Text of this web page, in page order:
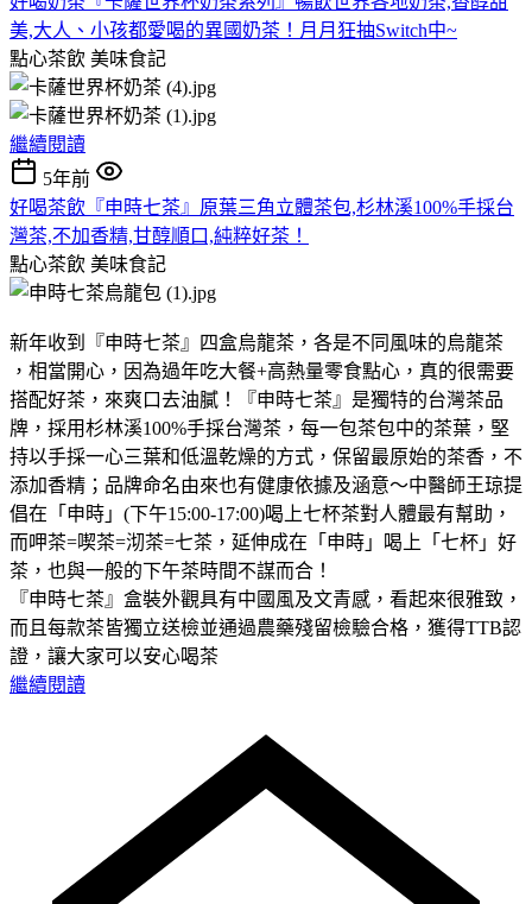
美,大人、小孩都愛喝的異國奶茶！月月狂抽Switch中~
點心茶飲 美味食記
繼續閱讀
5年前
好喝茶飲『申時七茶』原葉三角立體茶包,杉林溪100%手採台
灣茶,不加香精,甘醇順口,純粹好茶！
點心茶飲 美味食記
新年收到『申時七茶』四盒烏龍茶，各是不同風味的烏龍茶 ​​​​
，​​相當開心，因為過年吃大餐+高熱量零食點心，真的很需要
搭配好茶，來爽口去油膩！『申時七茶』是獨特的台灣茶品
牌，採用杉林溪100%手採台灣茶，每一包茶包中的茶葉，堅
持以手採一心三葉和低溫乾燥的方式，保留最原始的茶香，不
添加香精；品牌命名由來也有健康依據及涵意～中醫師王琼提
倡在「申時」(下午15:00-17:00)喝上七杯茶對人體最有幫助，
而呷茶=喫茶=沏茶=七茶，延伸成在「申時」喝上「七杯」好
茶，也與一般的下午茶時間不謀而合！
『申時七茶』盒裝外觀具有中國風及文青感，看起來很雅致，
而且每款茶皆獨立送檢並通過農藥殘留檢驗合格，獲得TTB認
證，讓大家可以安心喝茶
繼續閱讀